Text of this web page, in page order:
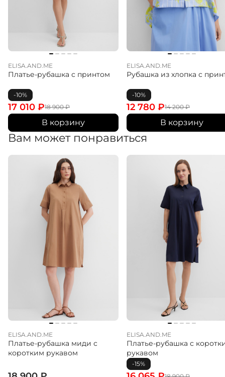
ELISA.AND.ME
Платье-рубашка с принтом
-10%
18 900₽
17 010 ₽
В корзину
ELISA.AND.ME
Рубашка из хлопка с
-10%
14 200₽
12 780 ₽
В корзину
Вам может понравиться
ELISA.AND.ME
Платье-рубашка миди с
коротким рукавом
ELISA.AND.ME
Платье-рубашка с
рукавом
-15%